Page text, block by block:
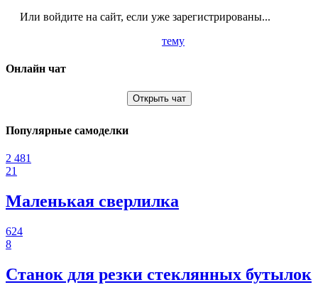
Или войдите на сайт, если уже зарегистрированы...
тему
Онлайн чат
Открыть чат
Популярные самоделки
2 481
21
Маленькая сверлилка
624
8
Станок для резки стеклянных бутылок